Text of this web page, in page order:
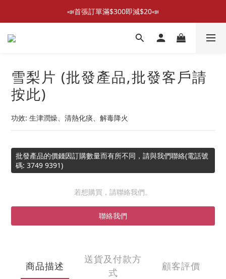
📣首張訂單滿$300即減$20📣
📣首張訂單滿$300即減$20📣
散水回禮禮物 滿件再折優惠🎉
📣首張訂單滿$300即減$20📣
雪梨片 (批發產品,批發客戶請
按此)
功效: 生津潤燥、清熱化痰、解毒降火
批發產品的價錢因訂購數量而有所不同，請與我們聯絡(電話號
碼: 3749 9391)
若想購買，請聯絡我們。
聯絡我們
商品描述
送貨及付款方
式
顧客評價